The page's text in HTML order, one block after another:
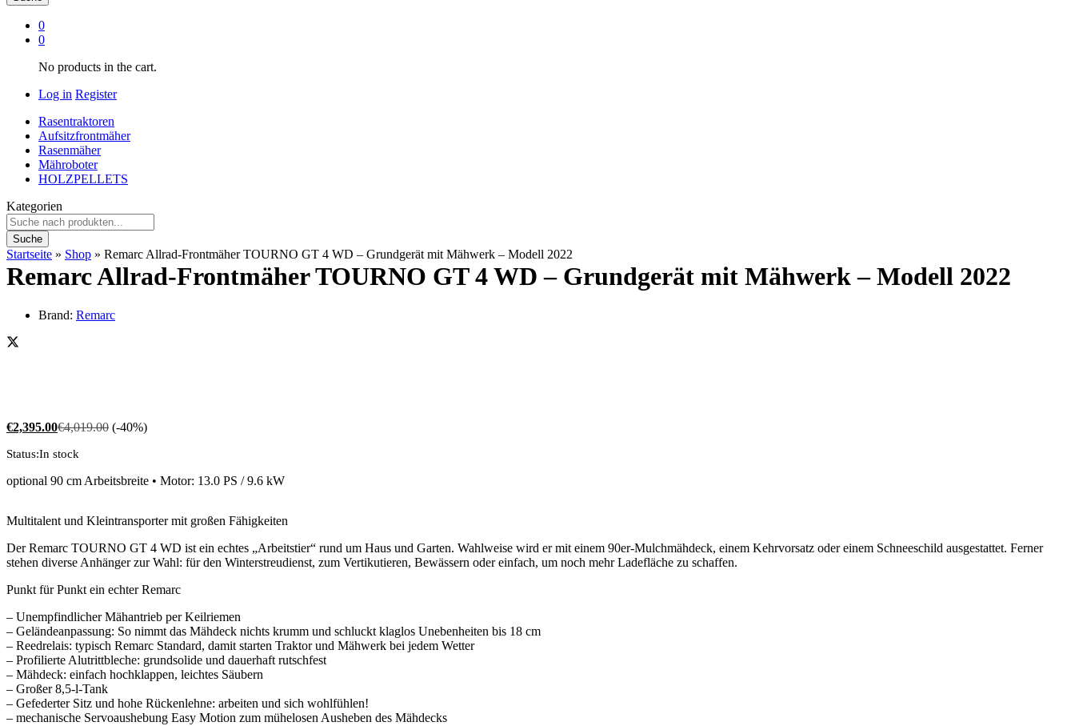
0
0
No products in the cart.
Log in Register
Rasentraktoren
Aufsitzfrontmäher
Rasenmäher
Mähroboter
HOLZPELLETS
Kategorien
Suche
Startseite » Shop » Remarc Allrad-Frontmäher TOURNO GT 4 WD – Grundgerät mit Mähwerk – Modell 2022
Remarc Allrad-Frontmäher TOURNO GT 4 WD – Grundgerät mit Mähwerk – Modell 2022
Brand: Remarc
€2,395.00€4,019.00 (-40%)
Status:In stock
optional 90 cm Arbeitsbreite • Motor: 13.0 PS / 9.6 kW
Multitalent und Kleintransporter mit großen Fähigkeiten
Der Remarc TOURNO GT 4 WD ist ein echtes „Arbeitstier“ rund um Haus und Garten. Wahlweise wird er mit einem 90er-Mulchmähdeck, einem Kehrvorsatz oder einem Schneeschild ausgestattet. Ferner
stehen diverse Anhänger zur Wahl: für den Winterstreudienst, zum Vertikutieren, Bewässern oder einfach, um noch mehr Ladefläche zu schaffen.
Punkt für Punkt ein echter Remarc
– Unempfindlicher Mähantrieb per Keilriemen
– Geländeanpassung: So nimmt das Mähdeck nichts krumm und schluckt klaglos Unebenheiten bis 18 cm
– Reedrelais: typisch Remarc Standard, damit starten Traktor und Mähwerk bei jedem Wetter
– Profilierte Alutrittbleche: grundsolide und dauerhaft rutschfest
– Mähdeck: einfach hochklappen, leichtes Säubern
– Großer 8,5-l-Tank
– Gefederter Sitz und hohe Rückenlehne: arbeiten und sich wohlfühlen!
– mechanische Servoaushebung Easy Motion zum mühelosen Ausheben des Mähdecks